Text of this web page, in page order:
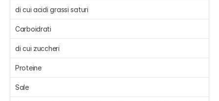
di cui acidi grassi saturi
Carboidrati
di cui zuccheri
Proteine
Sale